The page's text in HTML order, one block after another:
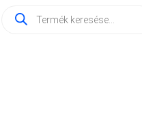
Products
search